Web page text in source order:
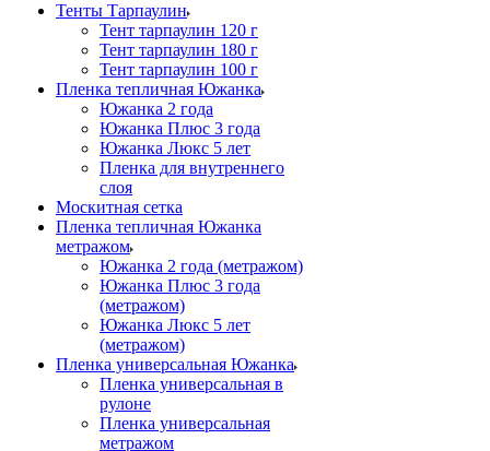
Тенты Тарпаулин
Тент тарпаулин 120 г
Тент тарпаулин 180 г
Тент тарпаулин 100 г
Пленка тепличная Южанка
Южанка 2 года
Южанка Плюс 3 года
Южанка Люкс 5 лет
Пленка для внутреннего
слоя
Москитная сетка
Пленка тепличная Южанка
метражом
Южанка 2 года (метражом)
Южанка Плюс 3 года
(метражом)
Южанка Люкс 5 лет
(метражом)
Пленка универсальная Южанка
Пленка универсальная в
рулоне
Пленка универсальная
метражом